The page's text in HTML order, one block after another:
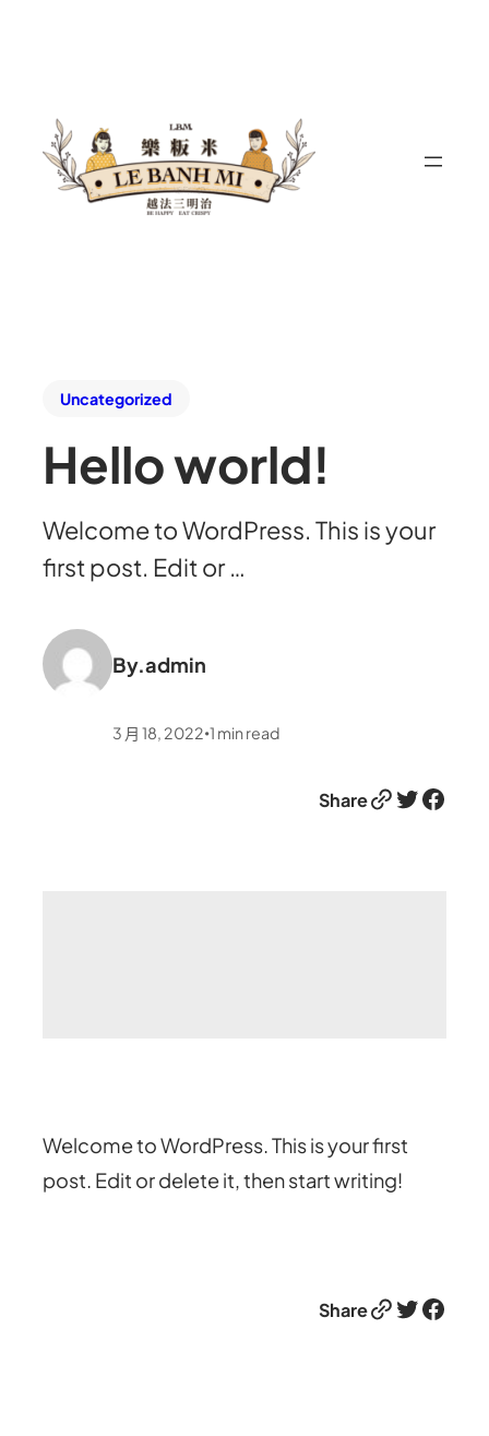
Uncategorized
Hello world!
Welcome to WordPress. This is your
first post. Edit or …
By.admin
3 月 18, 2022 •1 min read
Share
Welcome to WordPress. This is your first
post. Edit or delete it, then start writing!
Share